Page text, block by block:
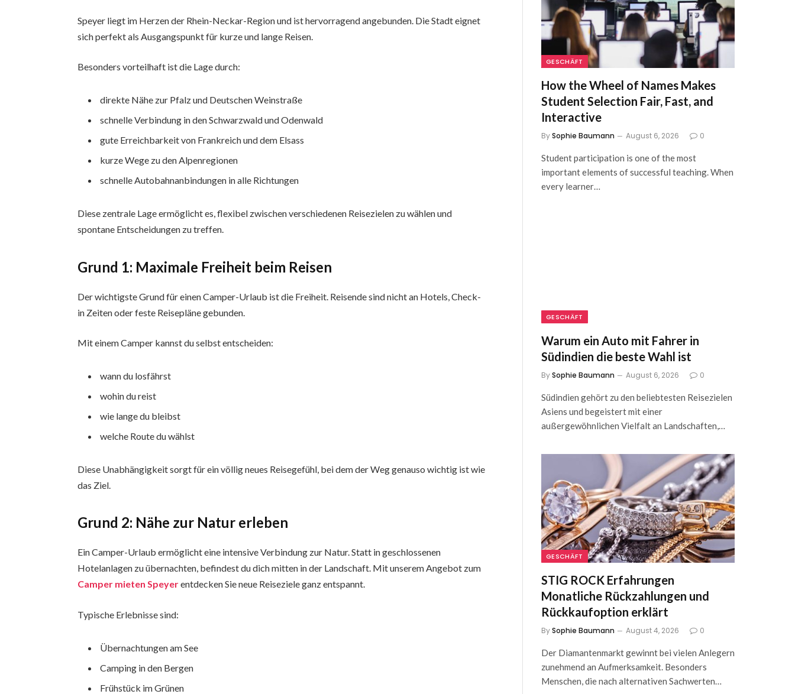
Speyer liegt im Herzen der Rhein-Neckar-Region und ist hervorragend angebunden. Die Stadt eignet
sich perfekt als Ausgangspunkt für kurze und lange Reisen.
Besonders vorteilhaft ist die Lage durch:
direkte Nähe zur Pfalz und Deutschen Weinstraße
schnelle Verbindung in den Schwarzwald und Odenwald
gute Erreichbarkeit von Frankreich und dem Elsass
kurze Wege zu den Alpenregionen
schnelle Autobahnanbindungen in alle Richtungen
Diese zentrale Lage ermöglicht es, flexibel zwischen verschiedenen Reisezielen zu wählen und
spontane Entscheidungen zu treffen.
Grund 1: Maximale Freiheit beim Reisen
Der wichtigste Grund für einen Camper-Urlaub ist die Freiheit. Reisende sind nicht an Hotels, Check-
in Zeiten oder feste Reisepläne gebunden.
Mit einem Camper kannst du selbst entscheiden:
wann du losfährst
wohin du reist
wie lange du bleibst
welche Route du wählst
Diese Unabhängigkeit sorgt für ein völlig neues Reisegefühl, bei dem der Weg genauso wichtig ist wie
das Ziel.
Grund 2: Nähe zur Natur erleben
Ein Camper-Urlaub ermöglicht eine intensive Verbindung zur Natur. Statt in geschlossenen
Hotelanlagen zu übernachten, befindest du dich mitten in der Landschaft. Mit unserem Angebot zum
Camper mieten Speyerentdecken Sie neue Reiseziele ganz entspannt.
Typische Erlebnisse sind:
Übernachtungen am See
Camping in den Bergen
Frühstück im Grünen
GESCHÄFT
How the Wheel of Names Makes
Student Selection Fair, Fast, and
Interactive
BySophie Baumann August 6, 2026 0
Student participation is one of the most
important elements of successful teaching. When
every learner…
GESCHÄFT
Warum ein Auto mit Fahrer in
Südindien die beste Wahl ist
BySophie Baumann August 6, 2026 0
Südindien gehört zu den beliebtesten Reisezielen
Asiens und begeistert mit einer
außergewöhnlichen Vielfalt an Landschaften,…
GESCHÄFT
STIG ROCK Erfahrungen
Monatliche Rückzahlungen und
Rückkaufoption erklärt
BySophie Baumann August 4, 2026 0
Der Diamantenmarkt gewinnt bei vielen Anlegern
zunehmend an Aufmerksamkeit. Besonders
Menschen, die nach alternativen Sachwerten…